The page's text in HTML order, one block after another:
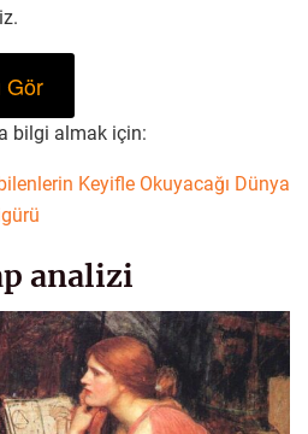
Gör
bilgi almak için:
Keyifle Okuyacağı Dünya
analizi